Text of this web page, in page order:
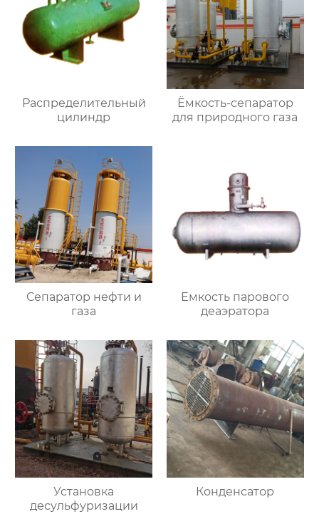
Распределительный
цилиндр
Ёмкость-сепаратор
для природного газа
Сепаратор нефти и
газа
Емкость парового
деаэратора
Установка
десульфуризации
Конденсатор